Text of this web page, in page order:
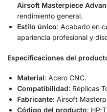
Airsoft Masterpiece
rendimiento general.
Estilo único: Acabado en
apariencia profesional y
Especificaciones del
Material: Acero CNC.
Compatibilidad: Réplicas
Fabricante: Airsoft
Código del producto: HP-